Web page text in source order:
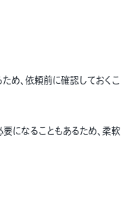
め、依頼前に確認しておくこ
になることもあるため、柔軟